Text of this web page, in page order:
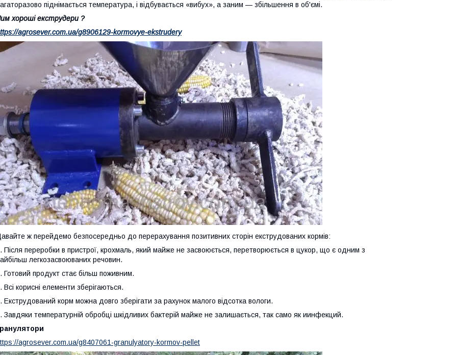
піднімається температура, і відбувається «вибух», а заним — збільшення в об'ємі.
хороші екструдери ?
agrosever.com.ua/g8906129-kormovye-ekstrudery
ж перейдемо безпосередньо до перерахування позитивних сторін екструдованих кормів:
Після переробки в пристрої, крохмаль, який майже не засвоюється, перетворюється в цукор, що є одним з
легкозасвоюваних речовин.
Готовий продукт стає більш поживним.
Всі корисні елементи зберігаються.
Екструдований корм можна довго зберігати за рахунок малого відсотка вологи.
Завдяки температурній обробці шкідливих бактерій майже не залишається, так само як иинфекций.
agrosever.com.ua/g8407061-granulyatory-kormov-pellet